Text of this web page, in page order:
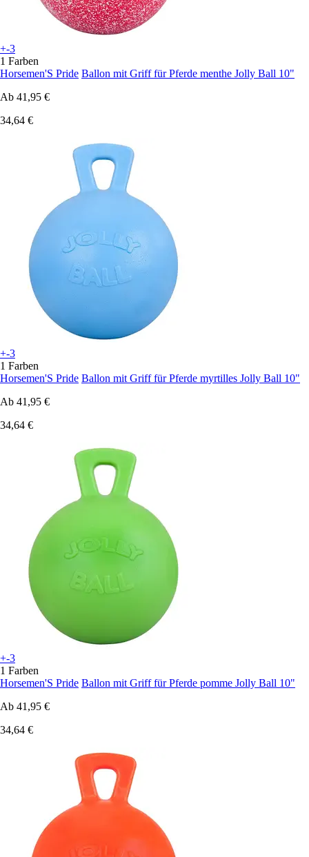
+-3
1 Farben
Horsemen'S Pride Ballon mit Griff für Pferde menthe Jolly Ball 10"
Ab 41,95 €
34,64 €
+-3
1 Farben
Horsemen'S Pride Ballon mit Griff für Pferde myrtilles Jolly Ball 10"
Ab 41,95 €
34,64 €
+-3
1 Farben
Horsemen'S Pride Ballon mit Griff für Pferde pomme Jolly Ball 10"
Ab 41,95 €
34,64 €